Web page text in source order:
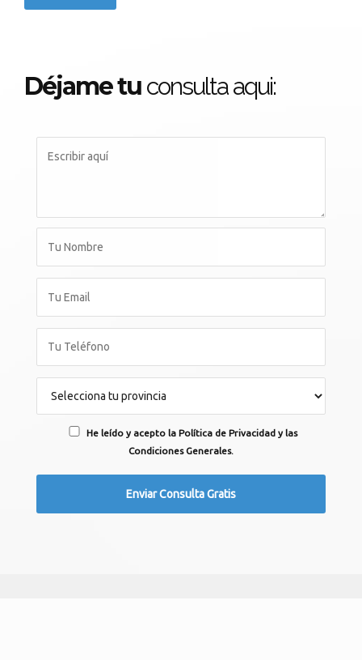
Déjame tu consulta aqui:
He leído y acepto la Política de Privacidad y las
Condiciones Generales.